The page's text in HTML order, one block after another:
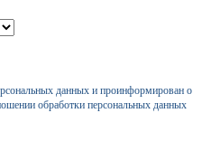
данных и проинформирован о
обработки персональных данных